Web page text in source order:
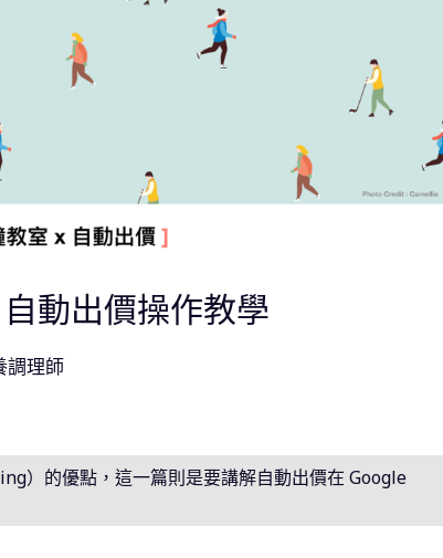
動出價操作教學
調理師
）的優點，這一篇則是要講解自動出價在 Google